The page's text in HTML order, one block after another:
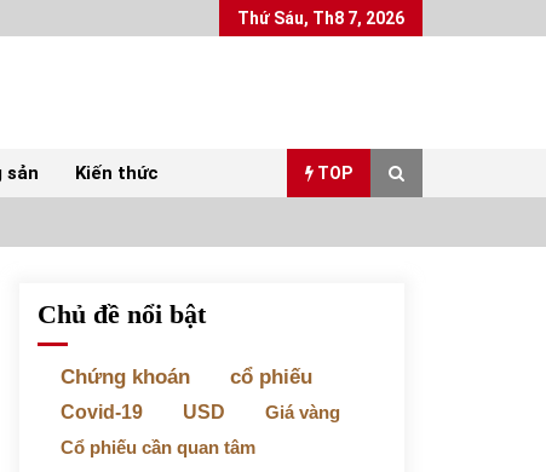
Thứ Sáu, Th8 7, 2026
sản Kiến thức TOP
Top 10 mặt hàng Việt Nam xuất khẩu nhiều
nhất tháng 5/2022
Bất ổn từ các cuộc đấu giá đất ở Thanh Hoá
31/05/2022
Chủ đề nổi bật
Chứng khoán cổ phiếu
Covid-19 USD
Giá vàng
Cổ phiếu cần quan tâm